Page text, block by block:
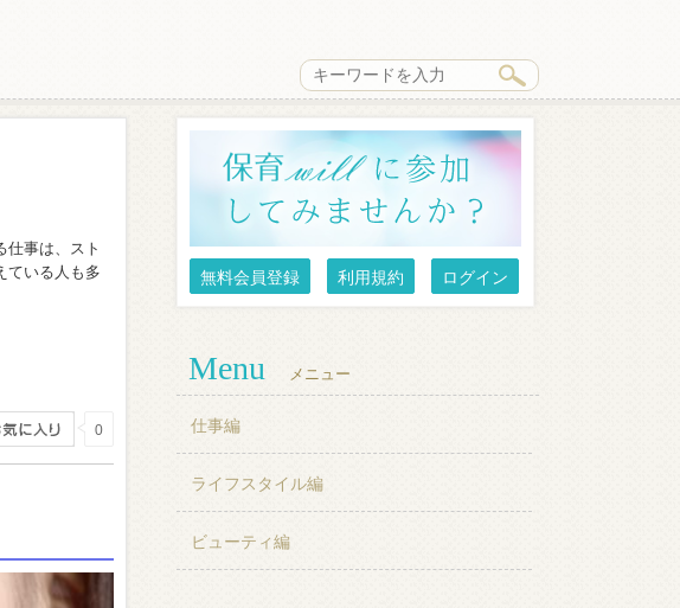
仕事は、スト
ている人も多
0
無料会員登録 利用規約 ログイン
Menu メニュー
仕事編
ライフスタイル編
ビューティ編